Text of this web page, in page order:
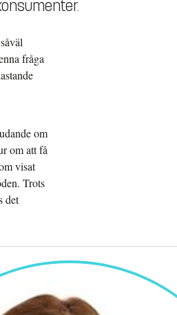
fråga
om
om att få
visat
Trots
det